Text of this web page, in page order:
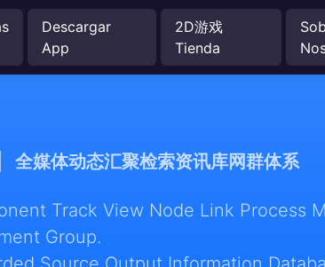
Descargar
App
2D游戏
Tienda
全媒体动态汇聚检索资讯库网群体系
Track View Node Link Process
Group.